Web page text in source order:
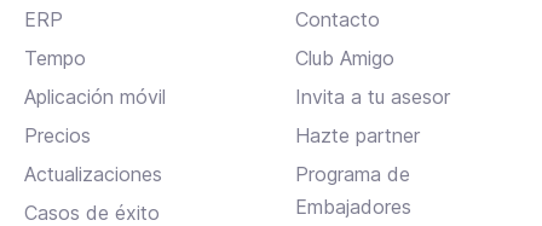
ERP
Tempo
Aplicación móvil
Precios
Actualizaciones
Casos de éxito
Contacto
Club Amigo
Invita a tu asesor
Hazte partner
Programa de
Embajadores